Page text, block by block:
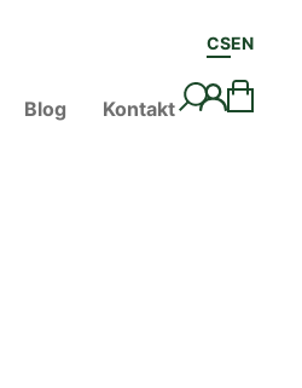
Blog Kontakt
CSEN